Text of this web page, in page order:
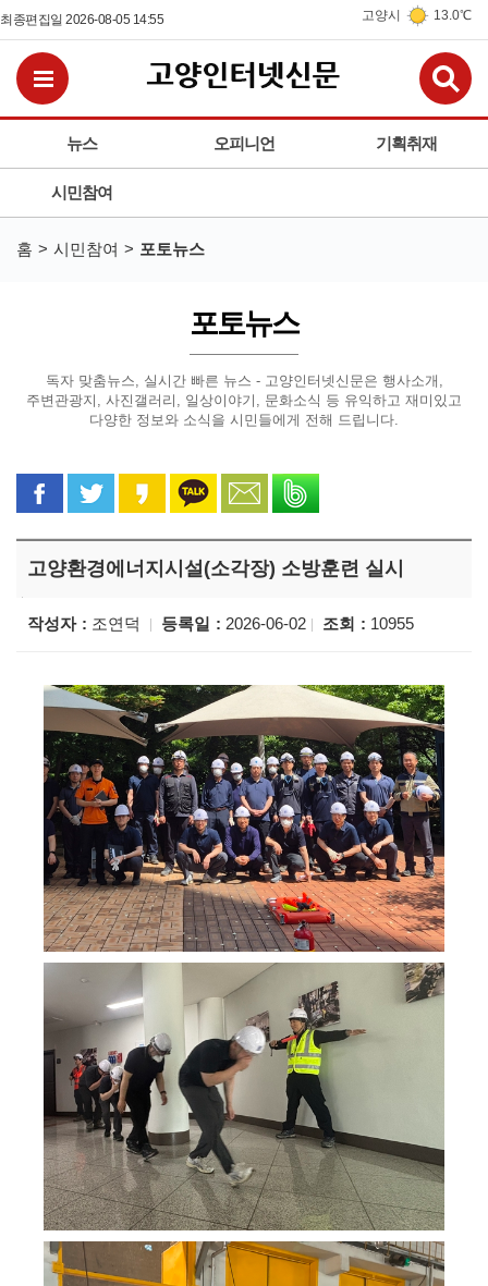
최종편집일 2026-08-05 14:55 고양시 13.0℃
뉴스 오피니언 기획취재
시민참여
전체메뉴보기
홈 시민참여 포토뉴스
포토뉴스
독자 맞춤뉴스, 실시간 빠른 뉴스 - 고양인터넷신문은 행사소개,
주변관광지, 사진갤러리, 일상이야기, 문화소식 등 유익하고 재미있고
다양한 정보와 소식을 시민들에게 전해 드립니다.
페이스북으로 공유
트위터로 공유카카오 스토리로 공유
카카오톡으로 공유
문자로 공유
고양환경에너지시설(소각장) 소방훈련 실시
작성자 조연덕 등록일 2026-06-02 조회 10955